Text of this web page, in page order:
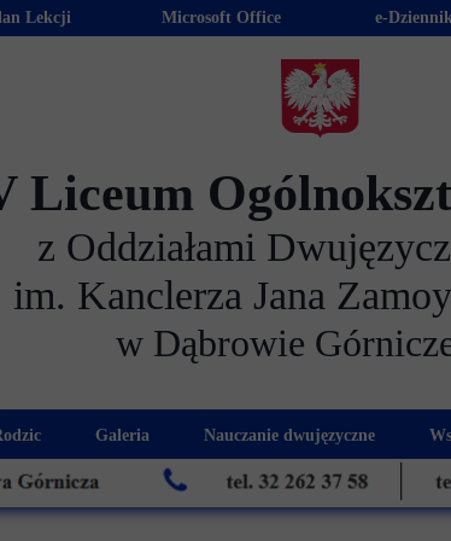
spotkań z rodzicami
Galeria Nauczanie dwujęzyczne
Kadra dwujęzyczna
kandydatów
Liceum
z Oddziałami
im. Kanclerza Jana
w Dąbrowie
e-
Microsoft Office
Lekcji